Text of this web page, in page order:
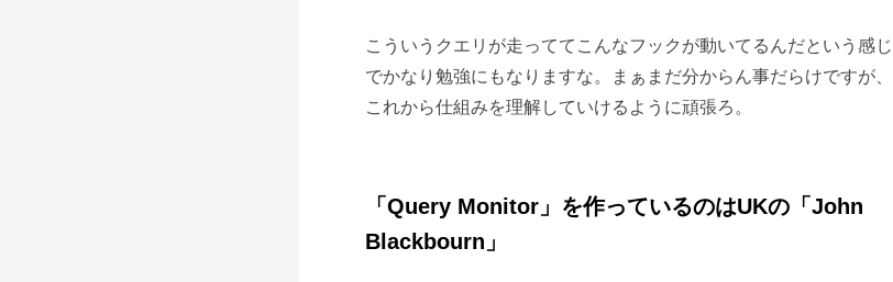
こういうクエリが走っててこんなフックが動いてるんだという感じ
でかなり勉強にもなりますな。まぁまだ分からん事だらけですが、
これから仕組みを理解していけるように頑張ろ。
「Query Monitor」を作っているのはUKの「John
Blackbourn」